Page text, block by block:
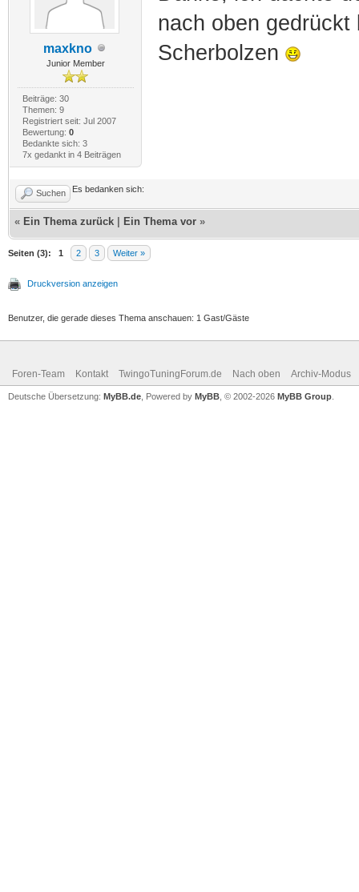
maxkno
Junior Member
Beiträge: 30
Themen: 9
Registriert seit: Jul 2007
Bewertung: 0
Bedankte sich: 3
7x gedankt in 4 Beiträgen
nach oben gedrückt
Scherbolzen
Suchen Es bedanken sich:
« Ein Thema zurück Ein Thema vor »
Seiten (3): 1 2 3 Weiter »
Druckversion anzeigen
Benutzer, die gerade dieses Thema anschauen: 1 Gast/Gäste
Foren-Team Kontakt TwingoTuningForum.de Nach oben Archiv-Modus
Deutsche Übersetzung: MyBB.de , Powered by MyBB , © 2002-2026 MyBB Group